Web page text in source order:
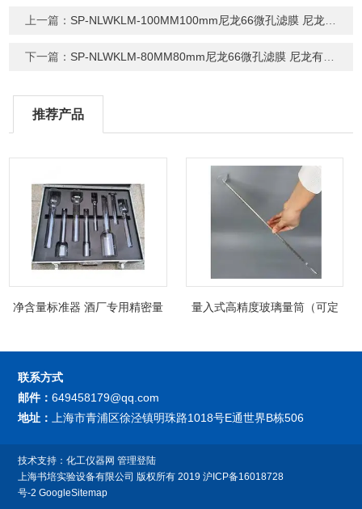
上一篇： SP-NLWKLM-100MM100mm尼龙66微孔滤膜 尼龙有机滤膜
下一篇： SP-NLWKLM-80MM80mm尼龙66微孔滤膜 尼龙有机滤膜
推荐产品
净含量标准器 酒厂专用精密量
量入式高精度玻璃量筒（可定
联系方式
邮件：649458179@qq.com
地址：
上海市青浦区徐泾镇明珠路1018号E通世界B栋506
技术支持：化工仪器网 管理登陆
上海书培实验设备有限公司 版权所有 2019沪ICP备16018728
号-2 GoogleSitemap